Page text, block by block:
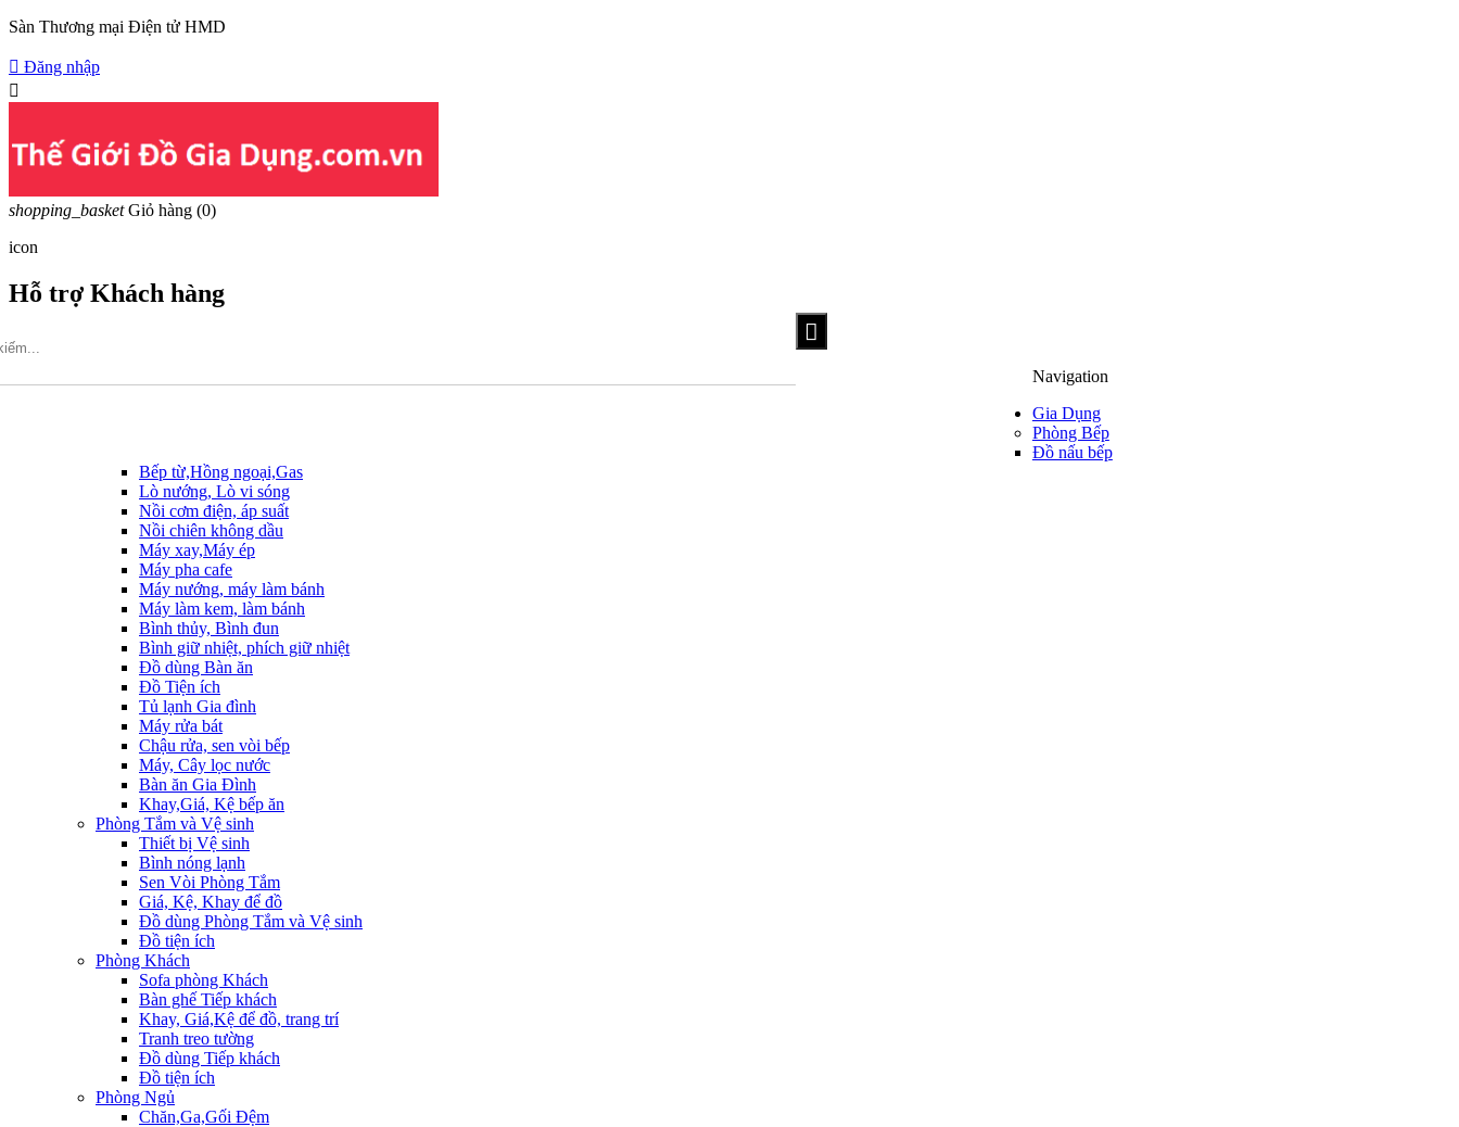
Sàn Thương mại Điện tử HMD
 Đăng nhập

shopping_basket Giỏ hàng (0)
icon
Hỗ trợ Khách hàng
Hotline: 09317.456.44
Navigation
Gia Dụng
Phòng Bếp
Đồ nấu bếp
Bếp từ,Hồng ngoại,Gas
Lò nướng, Lò vi sóng
Nồi cơm điện, áp suất
Nồi chiên không dầu
Máy xay,Máy ép
Máy pha cafe
Máy nướng, máy làm bánh
Máy làm kem, làm bánh
Bình thủy, Bình đun
Bình giữ nhiệt, phích giữ nhiệt
Đồ dùng Bàn ăn
Đồ Tiện ích
Tủ lạnh Gia đình
Máy rửa bát
Chậu rửa, sen vòi bếp
Máy, Cây lọc nước
Bàn ăn Gia Đình
Khay,Giá, Kệ bếp ăn
Phòng Tắm và Vệ sinh
Thiết bị Vệ sinh
Bình nóng lạnh
Sen Vòi Phòng Tắm
Giá, Kệ, Khay để đồ
Đồ dùng Phòng Tắm và Vệ sinh
Đồ tiện ích
Phòng Khách
Sofa phòng Khách
Bàn ghế Tiếp khách
Khay, Giá,Kệ để đồ, trang trí
Tranh treo tường
Đồ dùng Tiếp khách
Đồ tiện ích
Phòng Ngủ
Chăn,Ga,Gối Đệm